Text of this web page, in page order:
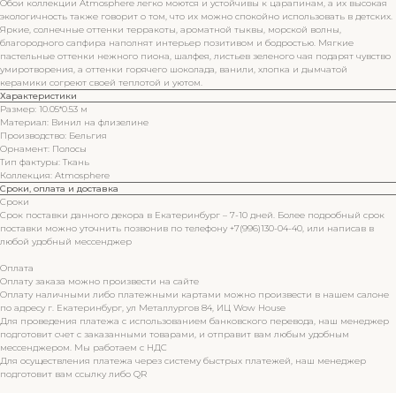
Обои коллекции Atmosphere легко моются и устойчивы к царапинам, а их высокая
экологичность также говорит о том, что их можно спокойно использовать в детских.
Яркие, солнечные оттенки терракоты, ароматной тыквы, морской волны,
благородного сапфира наполнят интерьер позитивом и бодростью. Мягкие
пастельные оттенки нежного пиона, шалфея, листьев зеленого чая подарят чувство
умиротворения, а оттенки горячего шоколада, ванили, хлопка и дымчатой
керамики согреют своей теплотой и уютом.
Характеристики
Размер: 10.05*0.53 м
Материал: Винил на флизелине
Производство: Бельгия
Орнамент: Полосы
Тип фактуры: Ткань
Коллекция: Atmosphere
Сроки, оплата и доставка
Сроки
Срок поставки данного декора в Екатеринбург – 7-10 дней. Более подробный срок
поставки можно уточнить позвонив по телефону +7(996)130-04-40, или написав в
любой удобный мессенджер
Оплата
Оплату заказа можно произвести на сайте
Оплату наличными либо платежными картами можно произвести в нашем салоне
по адресу г. Екатеринбург, ул Металлургов 84, ИЦ Wow House
Для проведения платежа с использованием банковского перевода, наш менеджер
подготовит счет с заказанными товарами, и отправит вам любым удобным
мессенджером. Мы работаем с НДС
Для осуществления платежа через систему быстрых платежей, наш менеджер
подготовит вам ссылку либо QR